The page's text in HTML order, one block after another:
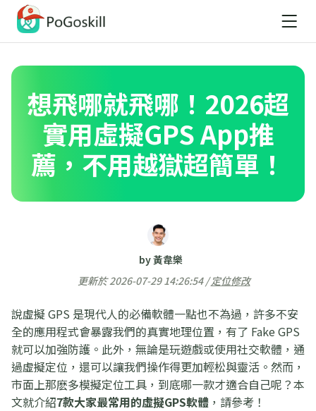
想飛哪就飛哪！2026超
實用虛擬GPS App推
薦，不用越獄超簡單！
by 黃韋樂
更新於 2026-07-29 14:26:54 /定位修改
說虛擬 GPS 是現代人的必備軟體一點也不為過，許多不安
全的應用程式會暴露我們的真實地理位置，有了 Fake GPS
就可以加強防護。此外，無論是玩遊戲或使用社交軟體，通
過虛擬定位，還可以讓我們操作得更加輕松與靈活。然而，
市面上那麽多模擬定位工具，到底哪一款才適合自己呢？本
文就介紹7款大家最常用的虛擬GPS軟體 ，請參考！